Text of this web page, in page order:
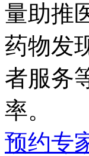
量助推
药物发现
者服务
率。
预约专